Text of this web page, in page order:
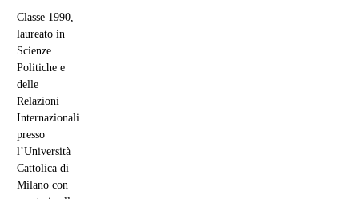
Classe 1990,
laureato in
Scienze
Politiche e
delle
Relazioni
Internazionali
presso
l’Università
Cattolica di
Milano con